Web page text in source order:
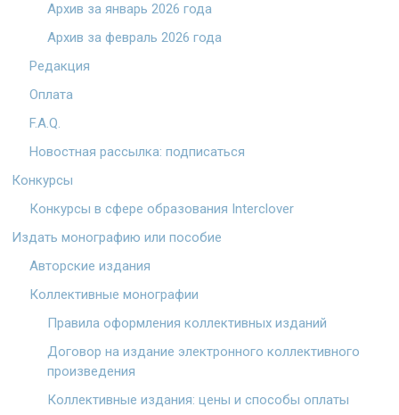
Архив за январь 2026 года
Архив за февраль 2026 года
Редакция
Оплата
F.A.Q.
Новостная рассылка: подписаться
Конкурсы
Конкурсы в сфере образования Interclover
Издать монографию или пособие
Авторские издания
Коллективные монографии
Правила оформления коллективных изданий
Договор на издание электронного коллективного
произведения
Коллективные издания: цены и способы оплаты